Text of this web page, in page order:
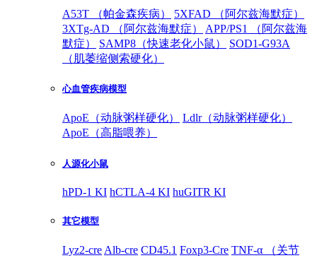
A53T （帕金森疾病）
5XFAD （阿尔兹海默症）
3XTg-AD （阿尔兹海默症）
APP/PS1 （阿尔兹海
默症）
SAMP8（快速老化小鼠）
SOD1-G93A
（肌萎缩侧索硬化）
心血管疾病模型
ApoE（动脉粥样硬化）
Ldlr（动脉粥样硬化）
ApoE（高脂喂养）
人源化小鼠
hPD-1 KI hCTLA-4 KI huGITR KI
其它模型
Lyz2-cre Alb-cre CD45.1 Foxp3-Cre TNF-α （关节